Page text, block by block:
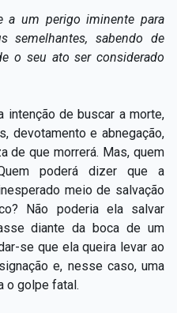
poucos os
▸
montanhas
da última hora ▸
cristos e falsos
▸
o que Deus juntou ▸
▸
a candeia debaixo do
▸
a um perigo iminente para
sabendo de
o seu ato ser considerado
intenção de buscar a morte,
devotamento e abnegação,
de que morrerá. Mas, quem
poderá dizer que a
meio de salvação
Não poderia ela salvar
diante da boca de um
se que ela queira levar ao
e, nesse caso, uma
o golpe fatal.